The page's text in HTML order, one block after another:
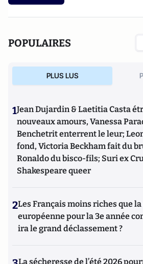
POPULAIRES
PLUS LUS
1Jean Dujardin & Laetitia Casta
nouveaux amours, Vanessa
Benchetrit enterrent le leur;
fond, Victoria Beckham fait du
Ronaldo du bisco-fils; Suri ex
Shakespeare queer
2Les Français moins riches que
européenne pour la 3e année
ira le grand déclassement ?
La sécheresse de l’été 2026